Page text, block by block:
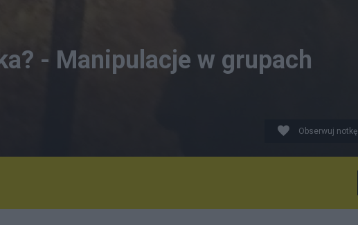
- Manipulacje w grupach
Obserwuj notkę